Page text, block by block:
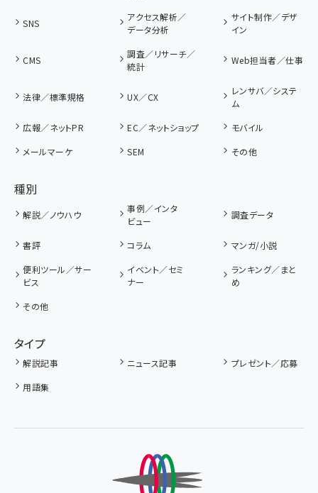
SNS
アクセス解析／
データ分析
サイト制作／デザ
イン
CMS
調査／リサーチ／
統計
Web担当者／仕事
法律／標準規格 UX／CX
レンサバ／システ
ム
広報／ネットPR
EC／ネットショップ
モバイル
メールマーケ
SEM その他
種別
解説／ノウハウ
事例／インタ
ビュー
調査データ
書評 コラム
マンガ/小説
便利ツール／サー
ビス
イベント／セミ
ナー
ランキング／まと
め
その他
タイプ
解説記事 ニュース記事
プレゼント／応募
用語集